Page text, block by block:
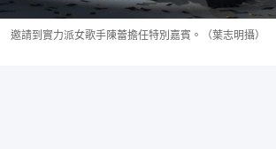
邀請到實力派女歌手陳蕾擔任特別嘉賓。（葉志明攝）